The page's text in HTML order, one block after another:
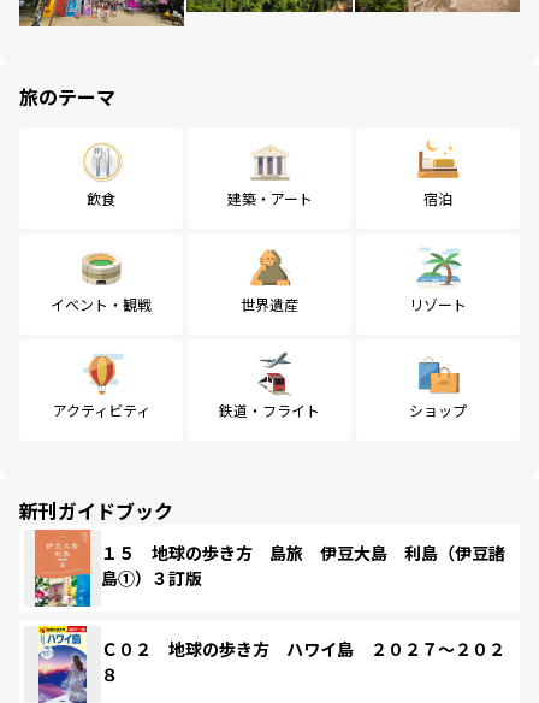
旅のテーマ
飲食 建築・アート 宿泊
イベント・観戦 世界遺産 リゾート
アクティビティ 鉄道・フライト ショップ
新刊ガイドブック
１５ 地球の歩き方 島旅 伊豆大島 利島（伊豆諸
島①）３訂版
Ｃ０２ 地球の歩き方 ハワイ島 ２０２７～２０２
８